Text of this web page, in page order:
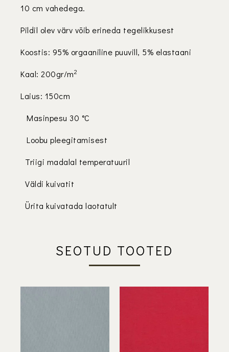
10 cm vahedega.
Pildil olev värv võib erineda tegelikkusest
Koostis: 95% orgaaniline puuvill, 5% elastaani
Kaal: 200gr/m2
Laius: 150cm
Masinpesu 30 °C
Loobu pleegitamisest
Triigi madalal temperatuuril
Väldi kuivatit
Ürita kuivatada laotatult
SEOTUD TOOTED